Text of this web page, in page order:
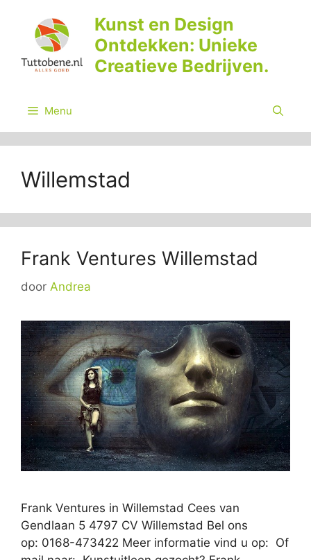
inhoud
Kunst en Design
Ontdekken: Unieke
Creatieve Bedrijven.
Menu
Willemstad
Frank Ventures Willemstad
door Andrea
Frank Ventures in Willemstad Cees van
Gendlaan 5 4797 CV Willemstad Bel ons
op: 0168-473422 Meer informatie vind u op: Of